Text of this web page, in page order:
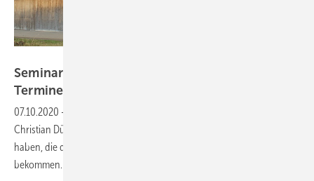
Seminar Altanlagen weiter betreiben – neue
Termine
07.10.2020 -
Christian Dürschner, welche Handlungsoptionen Anlagenbetreiber
haben, die demnächst keine Vergütung mehr für ihren Strom
bekommen. Das Seminar findet online